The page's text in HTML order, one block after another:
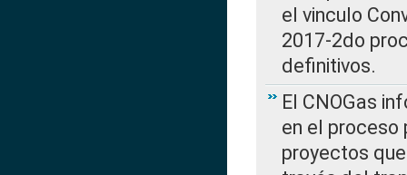
el vinculo
2017-2do
definitivos.
El CNOGas
en el proceso
proyectos